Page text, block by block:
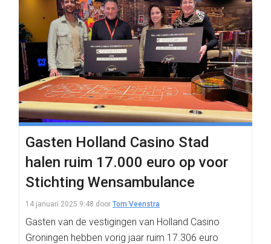
Gasten Holland Casino Stad
halen ruim 17.000 euro op voor
Stichting Wensambulance
14 januari 2025 9:48 door Tom Veenstra
Gasten van de vestigingen van Holland Casino
Groningen hebben vorig jaar ruim 17.306 euro